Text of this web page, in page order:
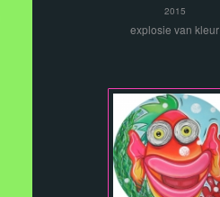
2015
explosie van kleur